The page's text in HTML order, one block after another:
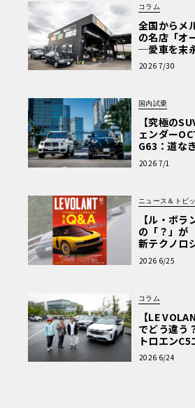
コラム
全国からメ
の名店「オ
─愛車を末
術と、プロ
を選ぶ理由
2026 7/30
国内試乗
【究極の
ェンダー
G63：道な
極的アプロ
2026 7/1
ニュース＆トピ
【ル・ボ
の「？」が
新テクノロ
車Q&A」
2026 6/25
コラム
【LE
でどう違う
トロエン
読者一気乗
2026 6/24